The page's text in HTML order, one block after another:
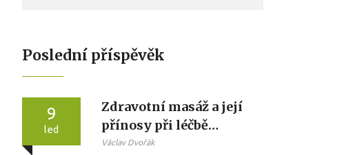
Poslední příspěvěk
9
led
Zdravotní masáž a její
přínosy při léčbě
fibromyalgie
Václav Dvořák